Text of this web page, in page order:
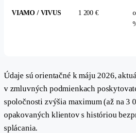
VIAMO / VIVUS 1 200 €
Údaje sú orientačné k máju 2026,
v zmluvných podmienkach
spoločnosti zvýšia maximum (až na 3
opakovaných klientov s históriou
splácania.